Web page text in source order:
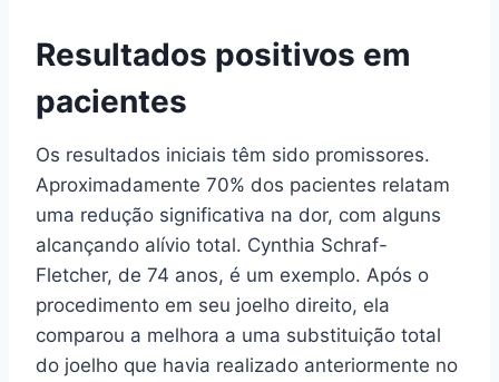
Resultados positivos em
pacientes
Os resultados iniciais têm sido promissores.
Aproximadamente 70% dos pacientes relatam
uma redução significativa na dor, com alguns
alcançando alívio total. Cynthia Schraf-
Fletcher, de 74 anos, é um exemplo. Após o
procedimento em seu joelho direito, ela
comparou a melhora a uma substituição total
do joelho que havia realizado anteriormente no